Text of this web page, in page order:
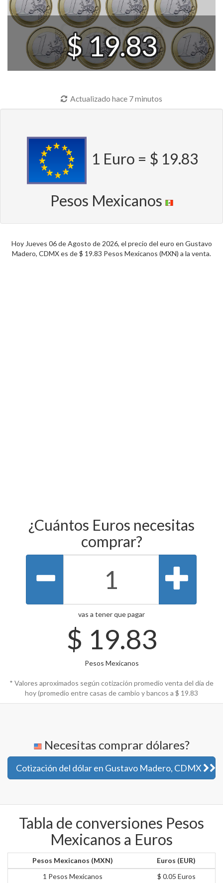
$ 19.83
Actualizado hace 7 minutos
1 Euro = $ 19.83
Pesos Mexicanos
Hoy Jueves 06 de Agosto de 2026, el precio del euro en Gustavo
Madero, CDMX es de $ 19.83 Pesos Mexicanos (MXN) a la venta.
¿Cuántos Euros necesitas
comprar?
vas a tener que pagar
$ 19.83
Pesos Mexicanos
* Valores aproximados según cotización promedio venta del día de
hoy (promedio entre casas de cambio y bancos a $ 19.83
Necesitas comprar dólares?
Cotización del dólar en Gustavo Madero, CDMX
Tabla de conversiones Pesos
Mexicanos a Euros
Pesos Mexicanos (MXN)
Euros (EUR)
1 Pesos Mexicanos
$ 0.05 Euros